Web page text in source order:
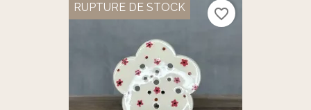
RUPTURE DE STOCK favorite_border